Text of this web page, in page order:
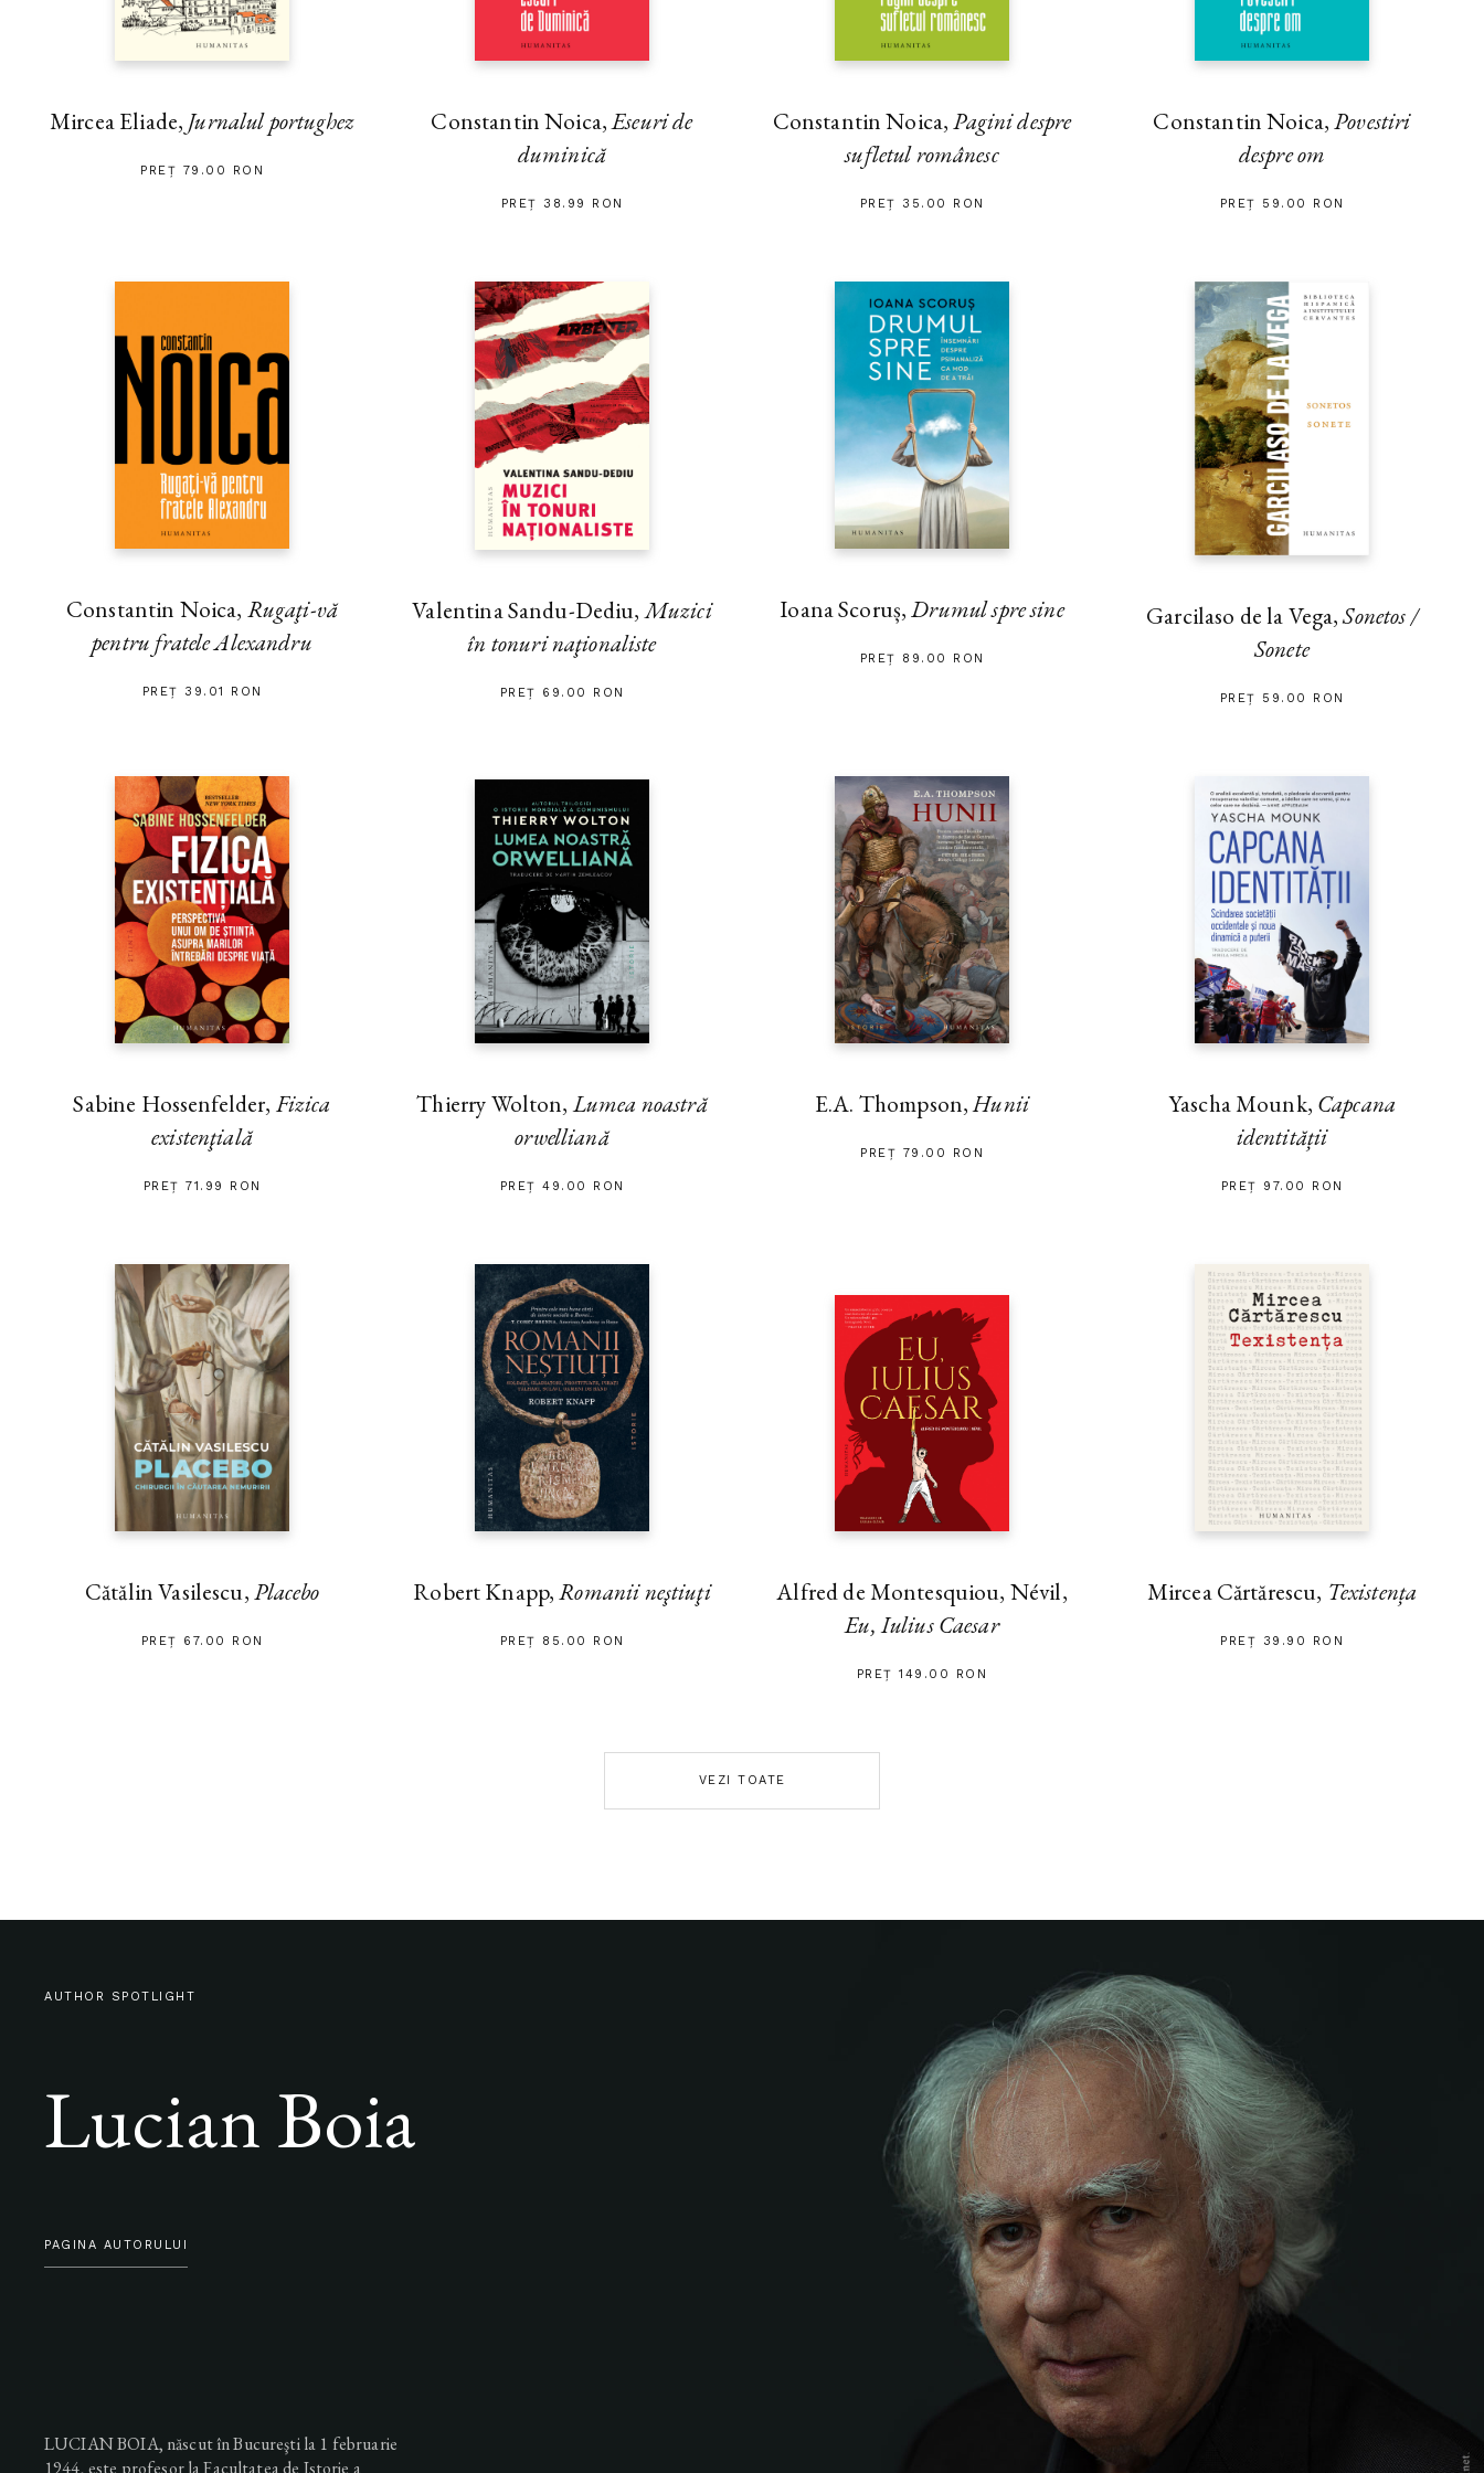
Mircea Eliade, Jurnalul portughez
PREȚ 79.00 RON
Constantin Noica,Eseuri de
duminică
PREȚ 38.99 RON
Constantin Noica,Pagini despre
sufletul românesc
PREȚ 35.00 RON
Constantin Noica,Povestiri
despre om
PREȚ 59.00 RON
Constantin Noica, Rugaţi-vă
pentru fratele Alexandru
PREȚ 39.01 RON
Valentina Sandu-Dediu,Muzici
în tonuri naţionaliste
PREȚ 69.00 RON
Ioana Scoruș,Drumul spre sine
PREȚ 89.00 RON
Garcilaso de la Vega,Sonetos /
Sonete
PREȚ 59.00 RON
Sabine Hossenfelder, Fizica
existenţială
PREȚ 71.99 RON
Thierry Wolton,Lumea noastră
orwelliană
PREȚ 49.00 RON
E.A. Thompson,Hunii
PREȚ 79.00 RON
Yascha Mounk, Capcana
identității
PREȚ 97.00 RON
Cătălin Vasilescu,Placebo
PREȚ 67.00 RON
Robert Knapp,Romanii neştiuţi
PREȚ 85.00 RON
Alfred de Montesquiou, Névil,
Eu, Iulius Caesar
PREȚ 149.00 RON
Mircea Cărtărescu, Texistența
PREȚ 39.90 RON
VEZI TOATE
AUTHOR SPOTLIGHT
Lucian Boia
PAGINA AUTORULUI
LUCIAN BOIA, născut în Bucureşti la 1 februarie
1944, este profesor la Facultatea de Istorie a